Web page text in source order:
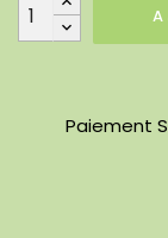
Paiement